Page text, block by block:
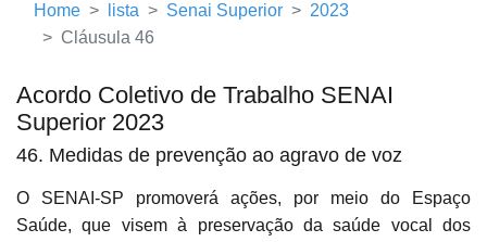
Home lista Senai Superior
2023
Cláusula 46
Acordo Coletivo de Trabalho SENAI
Superior 2023
46. Medidas de prevenção ao agravo de voz
O SENAI-SP promoverá ações, por meio do Espaço
Saúde, que visem à preservação da saúde vocal dos